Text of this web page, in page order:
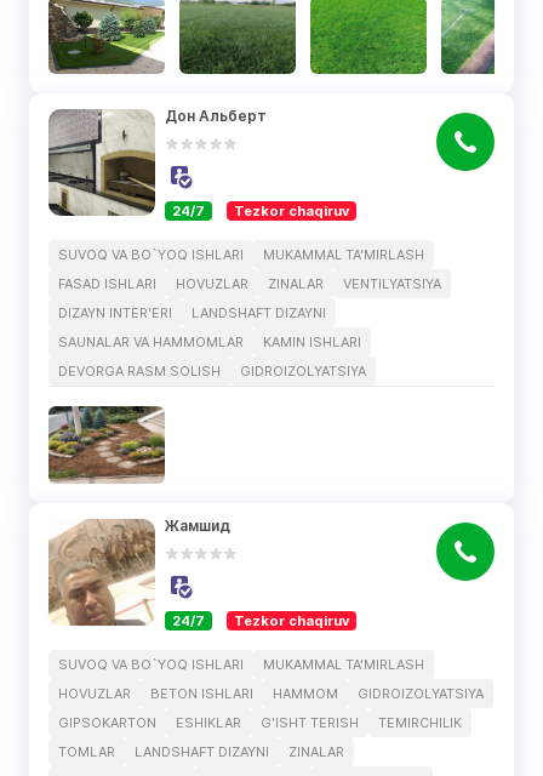
Дон Альберт
24/7 Tezkor chaqiruv
SUVOQ VA BO`YOQ ISHLARI
MUKAMMAL TA'MIRLASH
FASAD ISHLARI
HOVUZLAR ZINALAR
VENTILYATSIYA
DIZAYN INTER'ERI
LANDSHAFT DIZAYNI
SAUNALAR VA HAMMOMLAR
KAMIN ISHLARI
DEVORGA RASM SOLISH
GIDROIZOLYATSIYA
Жамшид
24/7 Tezkor chaqiruv
SUVOQ VA BO`YOQ ISHLARI
MUKAMMAL TA'MIRLASH
HOVUZLAR
BETON ISHLARI HAMMOM
GIDROIZOLYATSIYA
GIPSOKARTON
ESHIKLAR G'ISHT TERISH
TEMIRCHILIK
TOMLAR
LANDSHAFT DIZAYNI
ZINALAR